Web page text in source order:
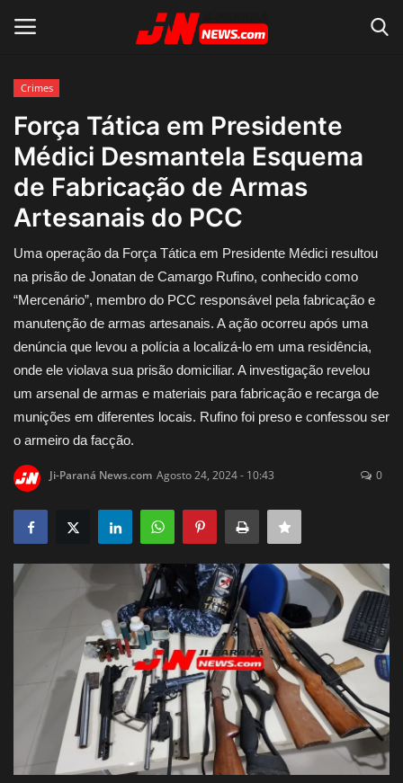
Home
Contato
Acidente
Notícias do Mundo
Polícia
Política
Justiça
Brasil
Educação
Galeria
Crimes
Força Tática em Presidente
Médici Desmantela Esquema
de Fabricação de Armas
Artesanais do PCC
Uma operação da Força Tática em Presidente Médici resultou
na prisão de Jonatan de Camargo Rufino, conhecido como
“Mercenário”, membro do PCC responsável pela fabricação e
manutenção de armas artesanais. A ação ocorreu após uma
denúncia que levou a polícia a localizá-lo em uma residência,
onde ele violava sua prisão domiciliar. A investigação revelou
um arsenal de armas e materiais para fabricação e recarga de
munições em diferentes locais. Rufino foi preso e confessou ser
o armeiro da facção.
Ji-Paraná News.com Agosto 24, 2024 - 10:43 0